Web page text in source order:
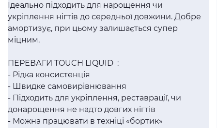
Ідеально підходить для нарощення чи
укріплення нігтів до середньої довжини. Добре
амортизує, при цьому залишається супер
міцним.
ПЕРЕВАГИ TOUCH LIQUID :
- Рідка консистенція
- Швидке самовирівнювання
- Підходить для укріплення, реставрації, чи
донарощення не надто довгих нігтів
- Можна працювати в техніці «бортик»